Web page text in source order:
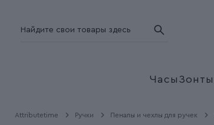
Часы Зонты
Attributetime Ручки Пеналы и чехлы для ручек